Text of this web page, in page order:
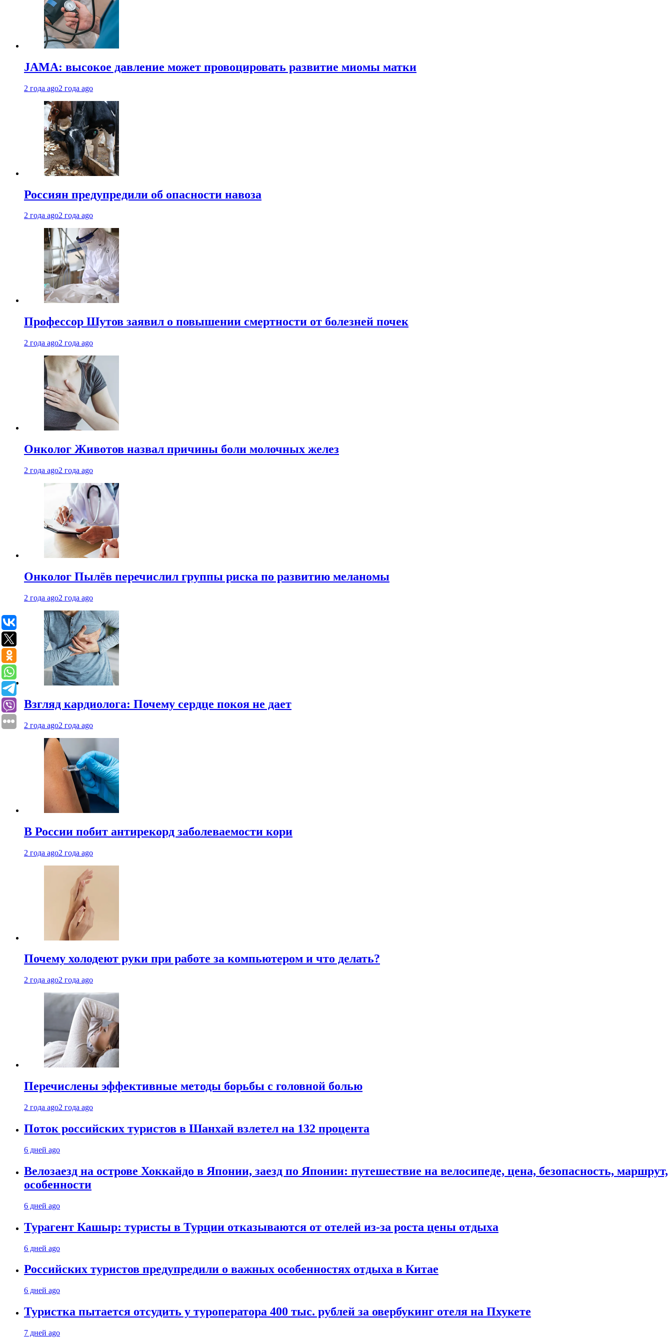
JAMA: высокое давление может провоцировать развитие миомы матки
2 года ago2 года ago
Россиян предупредили об опасности навоза
2 года ago2 года ago
Профессор Шутов заявил о повышении смертности от болезней почек
2 года ago2 года ago
Онколог Животов назвал причины боли молочных желез
2 года ago2 года ago
Онколог Пылёв перечислил группы риска по развитию меланомы
2 года ago2 года ago
Взгляд кардиолога: Почему сердце покоя не дает
2 года ago2 года ago
В России побит антирекорд заболеваемости кори
2 года ago2 года ago
Почему холодеют руки при работе за компьютером и что делать?
2 года ago2 года ago
Перечислены эффективные методы борьбы с головной болью
2 года ago2 года ago
Поток российских туристов в Шанхай взлетел на 132 процента
6 дней ago
Велозаезд на острове Хоккайдо в Японии, заезд по Японии: путешествие на велосипеде, цена, безопасность, маршрут,
особенности
6 дней ago
Турагент Кашыр: туристы в Турции отказываются от отелей из-за роста цены отдыха
6 дней ago
Российских туристов предупредили о важных особенностях отдыха в Китае
6 дней ago
Туристка пытается отсудить у туроператора 400 тыс. рублей за овербукинг отеля на Пхукете
7 дней ago